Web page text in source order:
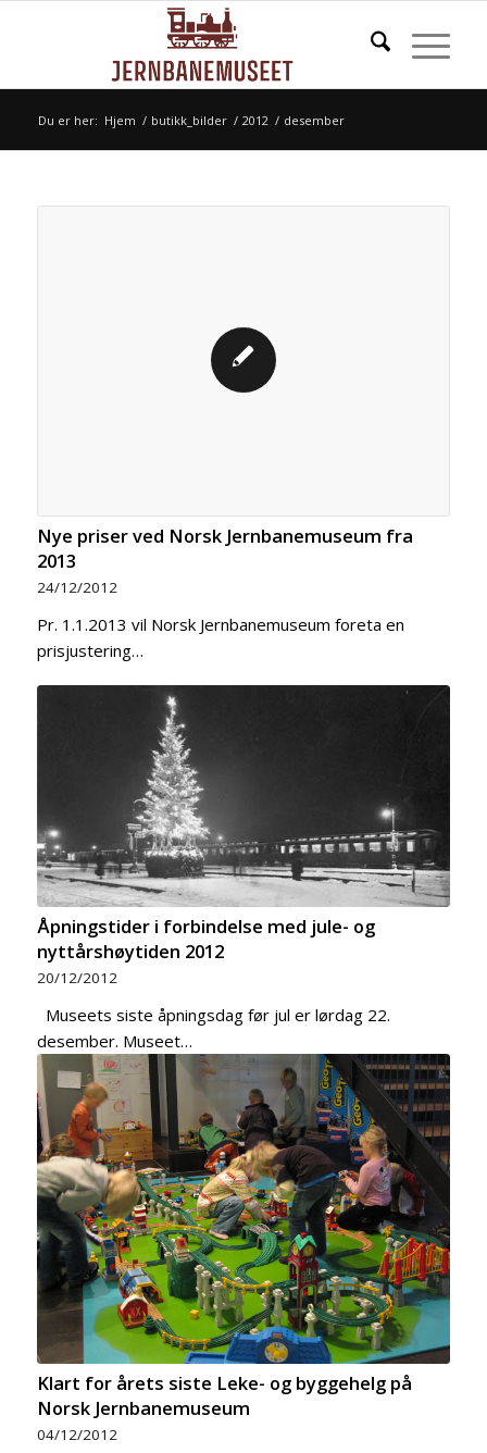
Du er her: Hjem / butikk_bilder / 2012 / desember
Nye priser ved Norsk Jernbanemuseum fra
2013
24/12/2012
Pr. 1.1.2013 vil Norsk Jernbanemuseum foreta en
prisjustering…
Åpningstider i forbindelse med jule- og
nyttårshøytiden 2012
20/12/2012
Museets siste åpningsdag før jul er lørdag 22.
desember. Museet…
Klart for årets siste Leke- og byggehelg på
Norsk Jernbanemuseum
04/12/2012